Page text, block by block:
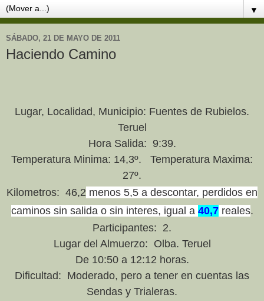
▼
SÁBADO, 21 DE MAYO DE 2011
Haciendo Camino
Lugar, Localidad, Municipio: Fuentes de Rubielos.
Teruel
Hora Salida: 9:39.
Temperatura Minima: 14,3º. Temperatura Maxima:
27º.
Kilometros: 46,2 menos 5,5 a descontar, perdidos en
caminos sin salida o sin interes, igual a 40,7reales.
Participantes: 2.
Lugar del Almuerzo: Olba. Teruel
De 10:50 a 12:12 horas.
Dificultad: Moderado, pero a tener en cuentas las
Sendas y Trialeras.